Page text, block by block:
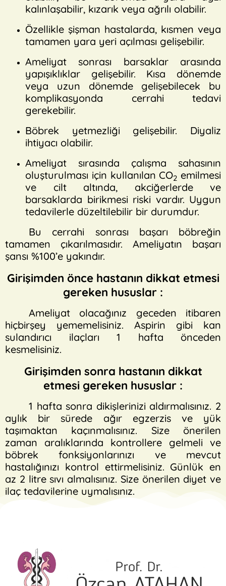
kalınlaşabilir, kızarık veya ağrılı olabilir.
Özellikle şişman hastalarda, kısmen veya
tamamen yara yeri açılması gelişebilir.
Ameliyat sonrası barsaklar arasında
yapışıklıklar gelişebilir. Kısa dönemde
veya uzun dönemde gelişebilecek bu
komplikasyonda cerrahi tedavi
gerekebilir.
Böbrek yetmezliği gelişebilir. Diyaliz
ihtiyacı olabilir.
Ameliyat sırasında çalışma sahasının
oluşturulması için kullanılan CO2 emilmesi
ve cilt altında, akciğerlerde ve
barsaklarda birikmesi riski vardır. Uygun
tedavilerle düzeltilebilir bir durumdur.
Bu cerrahi sonrası başarı böbreğin
tamamen çıkarılmasıdır. Ameliyatın başarı
şansı %100’e yakındır.
Girişimden önce hastanın dikkat etmesi
gereken hususlar :
Ameliyat olacağınız geceden itibaren
hiçbirşey yememelisiniz. Aspirin gibi kan
sulandırıcı ilaçları 1 hafta önceden
kesmelisiniz.
Girişimden sonra hastanın dikkat
etmesi gereken hususlar :
1 hafta sonra dikişlerinizi aldırmalısınız. 2
aylık bir sürede ağır egzerzis ve yük
taşımaktan kaçınmalısınız. Size önerilen
zaman aralıklarında kontrollere gelmeli ve
böbrek fonksiyonlarınızı ve mevcut
hastalığınızı kontrol ettirmelisiniz. Günlük en
az 2 litre sıvı almalısınız. Size önerilen diyet ve
ilaç tedavilerine uymalısınız.